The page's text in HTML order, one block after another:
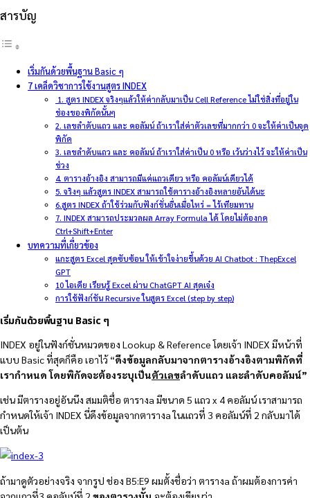
สารบัญ
เริ่มกันด้วยพื้นฐาน Basic ๆ
7 เคล็ดวิชาการใช้งานสูตร INDEX
1. สูตร INDEX จริงๆแล้วให้ค่ากลับมาเป็น Cell Reference ไม่ใช่สิ่งที่อยู่ใน
ช่องของพิกัดนั้นๆ
2. เลขลำดับแถว และ คอลัมน์ ถ้าเราใส่ค่าตัวเลขที่มากกว่า 0 จะให้ค่าเป็นจุด
พิกัด
3. เลขลำดับแถว และ คอลัมน์ ถ้าเราใส่ค่าเป็น 0 หรือ เว้นว่างไว้ จะให้ค่าเป็น
ช่วง
4. ตารางอ้างอิง สามารถมีแค่แถวเดียว หรือ คอลัมน์เดียวได้
5. จริงๆ แล้วสูตร INDEX สามารถใช้ตารางอ้างอิงหลายอันได้นะ
6.สูตร INDEX ถ้าใช้ร่วมกับฟังก์ชั่นอื่นเมื่อไหร่ = ไร้เทียมทาน
7. INDEX สามารถประมวลผล Array Formula ได้ โดยไม่ต้องกด
Ctrl+Shift+Enter
บทความที่เกี่ยวข้อง
แกะสูตร Excel สุดซับซ้อน ให้เข้าใจง่ายขึ้นด้วย AI Chatbot : ThepExcel
GPT
10 ไอเดีย เรียนรู้ Excel ผ่าน ChatGPT AI สุดเจ๋ง
การใช้ฟังก์ชัน Recursive ในสูตร Excel (step by step)
เริ่มกันด้วยพื้นฐาน Basic ๆ
INDEX อยู่ในฟังก์ชั่นหมวดของ Lookup & Reference โดยเจ้า INDEX มีหน้าที่
แบบ Basic ที่สุดก็คือ เอาไว้ “ดึงข้อมูลกลับมาจากตารางอ้างอิงตามพิกัดที่
เรากำหนด โดยพิกัดจะต้องระบุเป็นตัวเลขลำดับแถว และลำดับคอลัมน์”
เช่น มีตารางอยู่อันนึง สมมติชื่อ ตารางa มีขนาด 5 แถว x 4 คอลัมน์ เราสามารถ
กำหนดให้เจ้า INDEX นี่ดึงข้อมูลจากตารางa ในแถวที่ 3 คอลัมน์ที่ 2 กลับมาได้
เป็นต้น
ถ้ามาดูตัวอย่างจริง จากรูป ช่อง B5:E9 ผมตั้งชื่อว่า ตารางa ถ้าผมต้องการค่า